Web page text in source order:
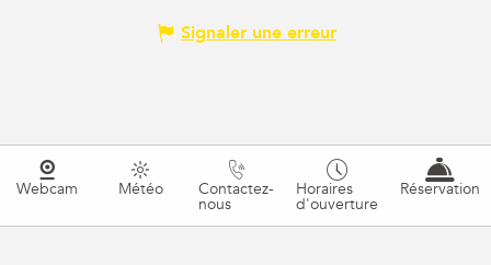
Signaler une erreur
Webcam Météo Contactez-
nous
Horaires
d'ouverture
Réservation